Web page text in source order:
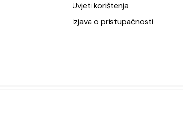
Uvjeti korištenja
Izjava o pristupačnosti